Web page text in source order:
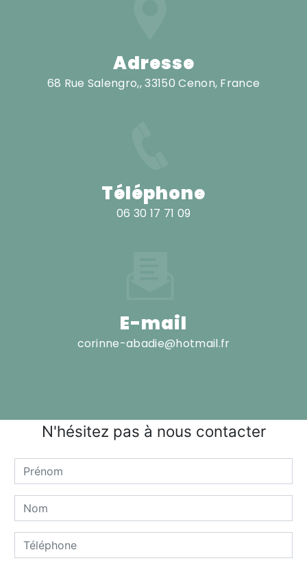
Adresse
68 Rue Salengro,, 33150 Cenon, France
Téléphone
06 30 17 71 09
E-mail
corinne-abadie@hotmail.fr
N'hésitez pas à nous contacter